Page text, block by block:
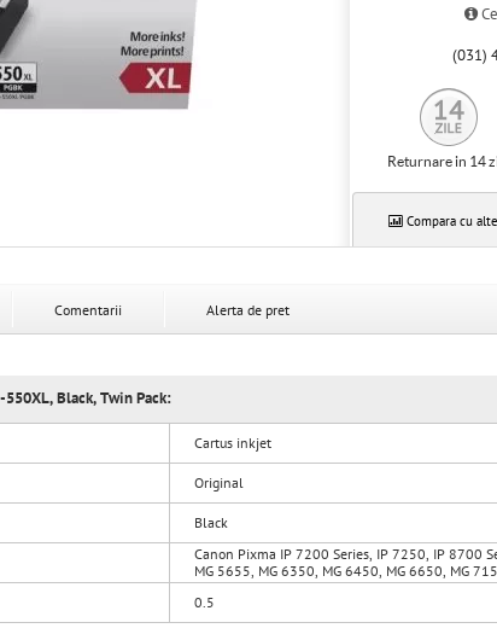
(031)
Returnare in 14
Compara cu
Comentarii Alerta de pret
Black, Twin Pack:
Cartus inkjet
Original
Black
Canon Pixma IP 7200 Series, IP 7250, IP 8700
MG 5655, MG 6350, MG 6450, MG 6650, MG
0.5